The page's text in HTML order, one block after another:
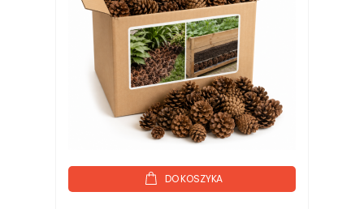
DO KOSZYKA